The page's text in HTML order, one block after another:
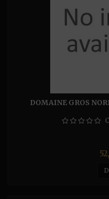
DOMAINE GROS